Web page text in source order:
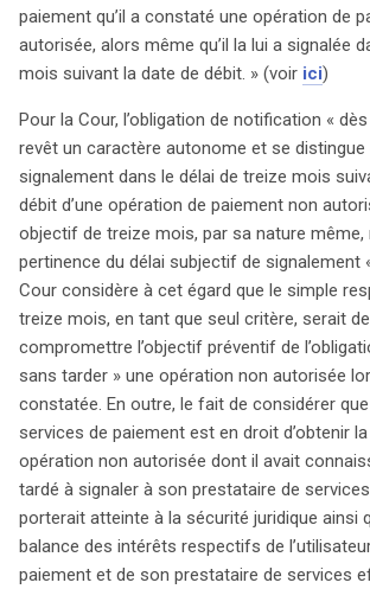
paiement qu’il a constaté une opération de
autorisée, alors même qu’il la lui a signalée
mois suivant la date de débit. » (voir ici)
Pour la Cour, l’obligation de notification «
revêt un caractère autonome et se distingue
signalement dans le délai de treize mois
débit d’une opération de paiement non
objectif de treize mois, par sa nature même,
pertinence du délai subjectif de signalement
Cour considère à cet égard que le simple
treize mois, en tant que seul critère, serait
compromettre l’objectif préventif de
sans tarder » une opération non autorisée
constatée. En outre, le fait de considérer que
services de paiement est en droit d’obtenir
opération non autorisée dont il avait
tardé à signaler à son prestataire de
porterait atteinte à la sécurité juridique ainsi
balance des intérêts respectifs de
paiement et de son prestataire de services